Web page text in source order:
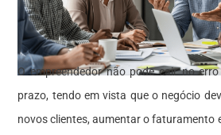
O empreendedor não pode cair no
prazo, tendo em vista que o negócio
novos clientes, aumentar o faturamento